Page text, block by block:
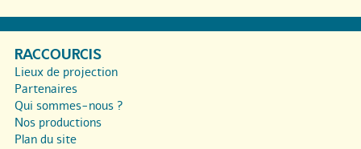
RACCOURCIS
Lieux de projection
Partenaires
Qui sommes-nous ?
Nos productions
Plan du site